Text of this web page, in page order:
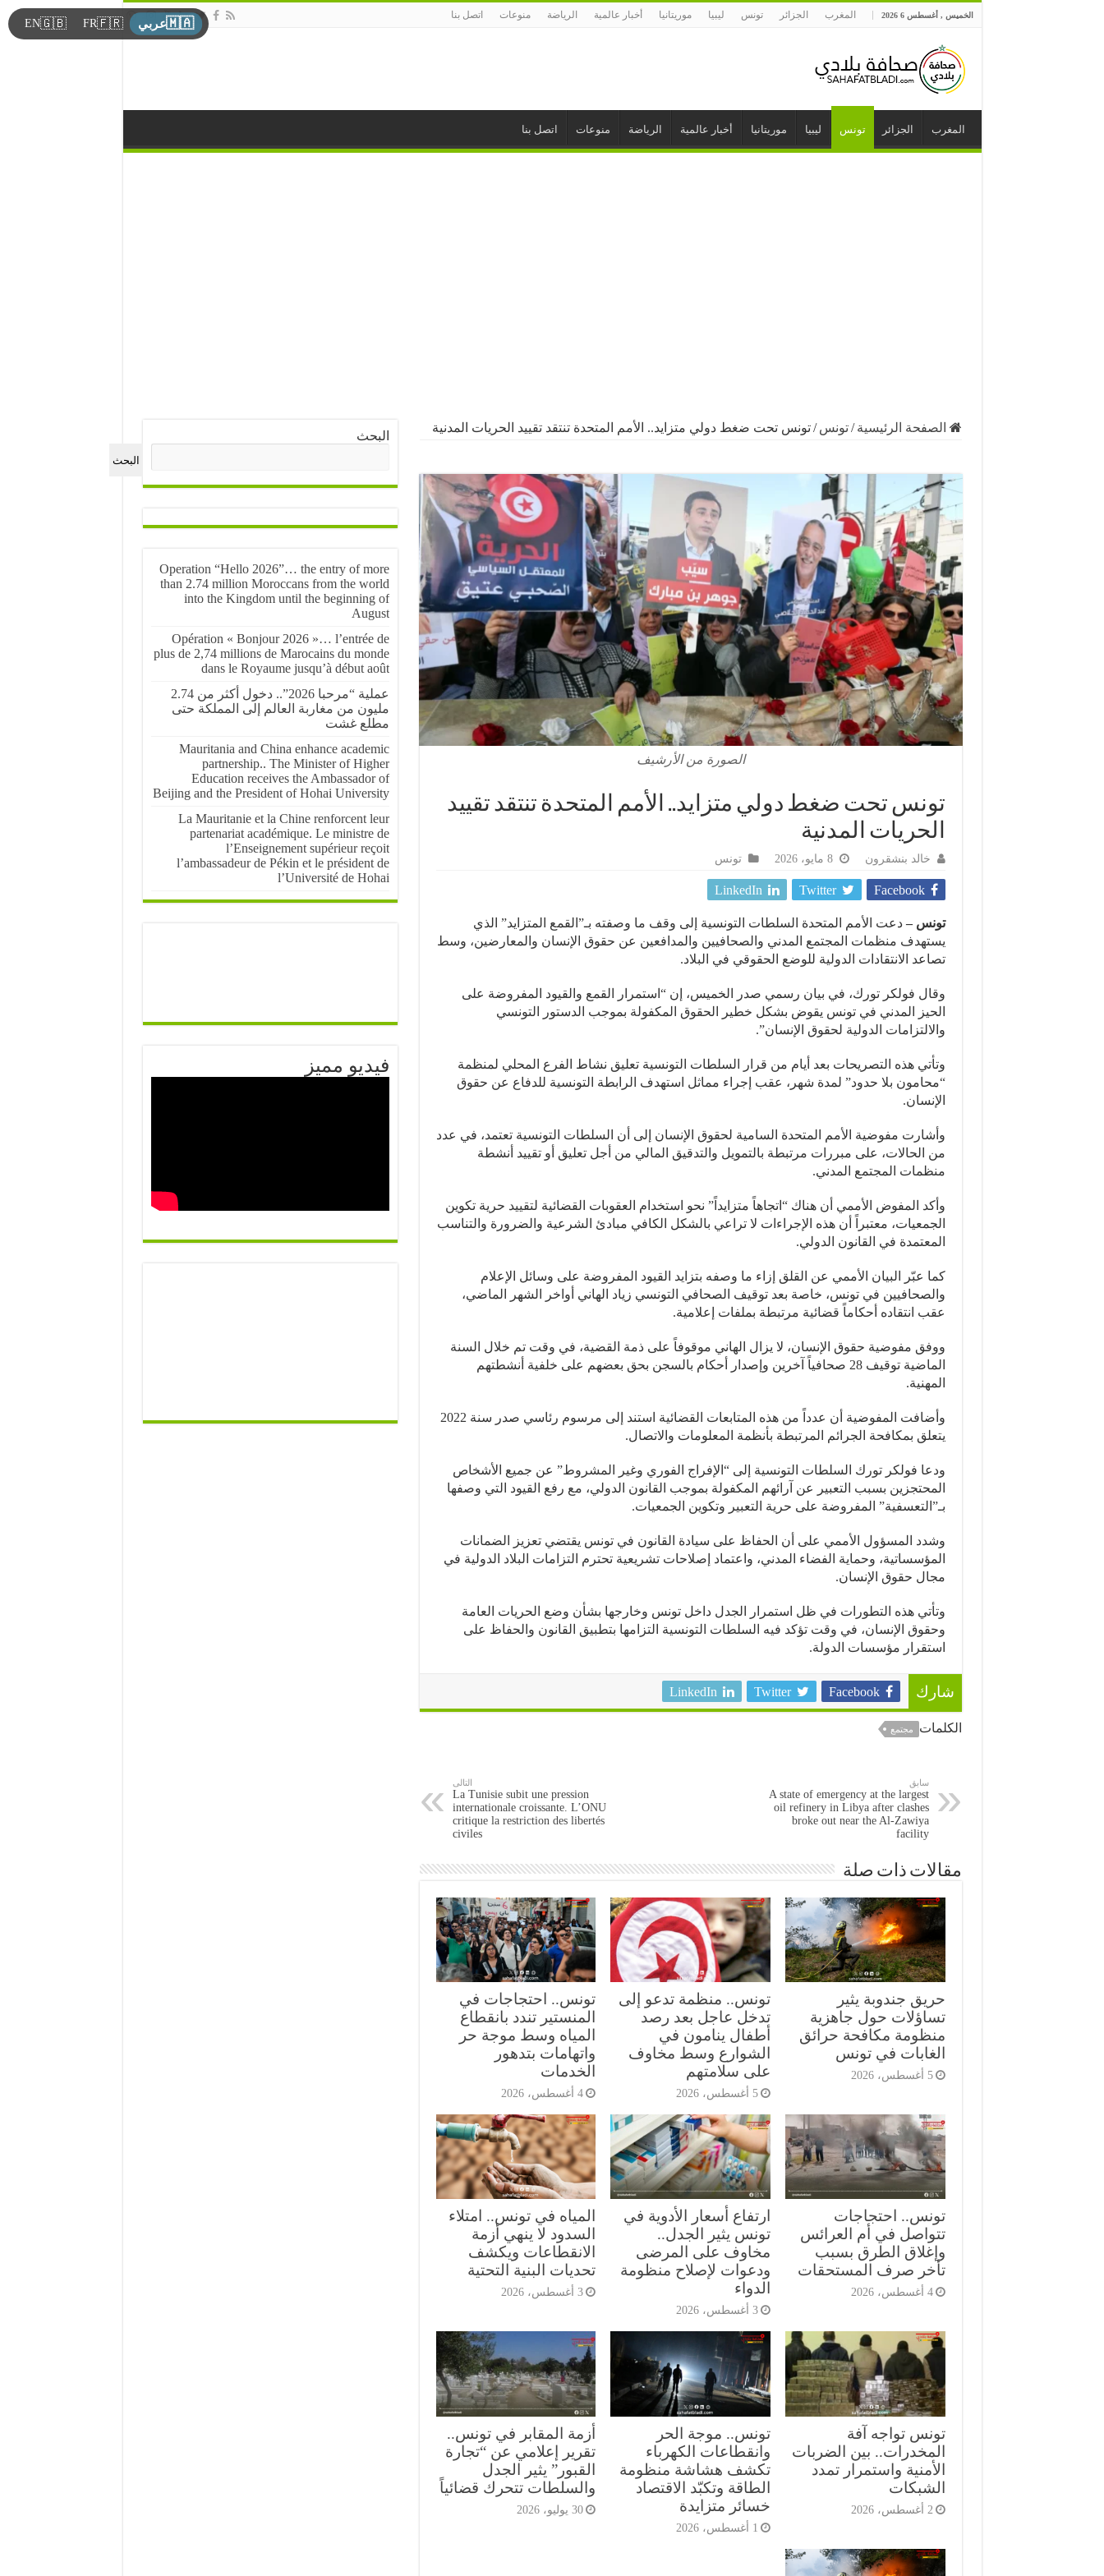
الخميس , أغسطس 6 2026 المغرب الجزائر تونس ليبيا موريتانيا أخبار عالمية الرياضة منوعات اتصل بنا
المغرب الجزائر تونس ليبيا موريتانيا أخبار عالمية الرياضة منوعات اتصل بنا
الصفحة الرئيسية / تونس / تونس تحت ضغط دولي متزايد.. الأمم المتحدة تنتقد تقييد الحريات المدنية
الصورة من الأرشيف
تونس تحت ضغط دولي متزايد.. الأمم المتحدة تنتقد تقييد
الحريات المدنية
خالد بنشقرون 8 مايو، 2026 تونس
Facebook
Twitter
LinkedIn
تونس –دعت الأمم المتحدة السلطات التونسية إلى وقف ما وصفته بـ”القمع المتزايد” الذي
يستهدف منظمات المجتمع المدني والصحافيين والمدافعين عن حقوق الإنسان والمعارضين، وسط
تصاعد الانتقادات الدولية للوضع الحقوقي في البلاد.
وقال فولكر تورك، في بيان رسمي صدر الخميس، إن “استمرار القمع والقيود المفروضة على
الحيز المدني في تونس يقوض بشكل خطير الحقوق المكفولة بموجب الدستور التونسي
والالتزامات الدولية لحقوق الإنسان”.
وتأتي هذه التصريحات بعد أيام من قرار السلطات التونسية تعليق نشاط الفرع المحلي لمنظمة
“محامون بلا حدود” لمدة شهر، عقب إجراء مماثل استهدف الرابطة التونسية للدفاع عن حقوق
الإنسان.
وأشارت مفوضية الأمم المتحدة السامية لحقوق الإنسان إلى أن السلطات التونسية تعتمد، في عدد
من الحالات، على مبررات مرتبطة بالتمويل والتدقيق المالي من أجل تعليق أو تقييد أنشطة
منظمات المجتمع المدني.
وأكد المفوض الأممي أن هناك “اتجاهاً متزايداً” نحو استخدام العقوبات القضائية لتقييد حرية تكوين
الجمعيات، معتبراً أن هذه الإجراءات لا تراعي بالشكل الكافي مبادئ الشرعية والضرورة والتناسب
المعتمدة في القانون الدولي.
كما عبّر البيان الأممي عن القلق إزاء ما وصفه بتزايد القيود المفروضة على وسائل الإعلام
والصحافيين في تونس، خاصة بعد توقيف الصحافي التونسي زياد الهاني أواخر الشهر الماضي،
عقب انتقاده أحكاماً قضائية مرتبطة بملفات إعلامية.
ووفق مفوضية حقوق الإنسان، لا يزال الهاني موقوفاً على ذمة القضية، في وقت تم خلال السنة
الماضية توقيف 28 صحافياً آخرين وإصدار أحكام بالسجن بحق بعضهم على خلفية أنشطتهم
المهنية.
وأضافت المفوضية أن عدداً من هذه المتابعات القضائية استند إلى مرسوم رئاسي صدر سنة 2022
يتعلق بمكافحة الجرائم المرتبطة بأنظمة المعلومات والاتصال.
ودعا فولكر تورك السلطات التونسية إلى “الإفراج الفوري وغير المشروط” عن جميع الأشخاص
المحتجزين بسبب التعبير عن آرائهم المكفولة بموجب القانون الدولي، مع رفع القيود التي وصفها
بـ”التعسفية” المفروضة على حرية التعبير وتكوين الجمعيات.
وشدد المسؤول الأممي على أن الحفاظ على سيادة القانون في تونس يقتضي تعزيز الضمانات
المؤسساتية، وحماية الفضاء المدني، واعتماد إصلاحات تشريعية تحترم التزامات البلاد الدولية في
مجال حقوق الإنسان.
وتأتي هذه التطورات في ظل استمرار الجدل داخل تونس وخارجها بشأن وضع الحريات العامة
وحقوق الإنسان، في وقت تؤكد فيه السلطات التونسية التزامها بتطبيق القانون والحفاظ على
استقرار مؤسسات الدولة.
شارك Facebook
Twitter
LinkedIn
الكلمات مجتمع
سابق
A state of emergency at the largest
oil refinery in Libya after clashes
broke out near the Al-Zawiya
facility
التالى
La Tunisie subit une pression
internationale croissante. L’ONU
critique la restriction des libertés
civiles
مقالات ذات صلة
حريق جندوبة يثير
تساؤلات حول جاهزية
منظومة مكافحة حرائق
الغابات في تونس
5 أغسطس، 2026
تونس.. منظمة تدعو إلى
تدخل عاجل بعد رصد
أطفال ينامون في
الشوارع وسط مخاوف
على سلامتهم
5 أغسطس، 2026
تونس.. احتجاجات في
المنستير تندد بانقطاع
المياه وسط موجة حر
واتهامات بتدهور
الخدمات
4 أغسطس، 2026
تونس.. احتجاجات
تتواصل في أم العرائس
وإغلاق الطرق بسبب
تأخر صرف المستحقات
4 أغسطس، 2026
ارتفاع أسعار الأدوية في
تونس يثير الجدل..
مخاوف على المرضى
ودعوات لإصلاح منظومة
الدواء
3 أغسطس، 2026
المياه في تونس.. امتلاء
السدود لا ينهي أزمة
الانقطاعات ويكشف
تحديات البنية التحتية
3 أغسطس، 2026
تونس تواجه آفة
المخدرات.. بين الضربات
الأمنية واستمرار تمدد
الشبكات
2 أغسطس، 2026
تونس.. موجة الحر
وانقطاعات الكهرباء
تكشف هشاشة منظومة
الطاقة وتكبّد الاقتصاد
خسائر متزايدة
1 أغسطس، 2026
أزمة المقابر في تونس..
تقرير إعلامي عن “تجارة
القبور” يثير الجدل
والسلطات تتحرك قضائياً
30 يوليو، 2026
البحث
البحث
Operation “Hello 2026”… the entry of more
than 2.74 million Moroccans from the world
into the Kingdom until the beginning of
August
Opération « Bonjour 2026 »… l’entrée de
plus de 2,74 millions de Marocains du monde
dans le Royaume jusqu’à début août
عملية “مرحبا 2026”.. دخول أكثر من 2.74
مليون من مغاربة العالم إلى المملكة حتى
مطلع غشت
Mauritania and China enhance academic
partnership.. The Minister of Higher
Education receives the Ambassador of
Beijing and the President of Hohai University
La Mauritanie et la Chine renforcent leur
partenariat académique. Le ministre de
l’Enseignement supérieur reçoit
l’ambassadeur de Pékin et le président de
l’Université de Hohai
فيديو مميز
🇲🇦عربي 🇫🇷
FR
🇬🇧
EN